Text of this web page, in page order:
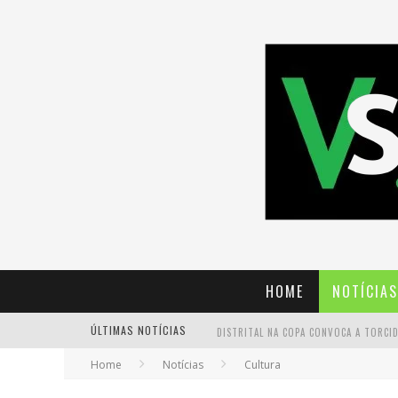
HOME NOTÍCIAS
ÚLTIMAS NOTÍCIAS
Home Notícias Cultura